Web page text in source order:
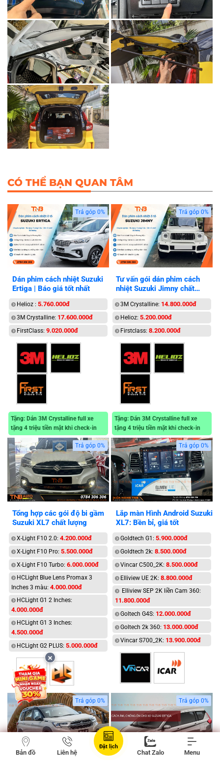
CÓ THỂ BẠN QUAN TÂM
Trả góp 0%
Dán phim cách nhiệt Suzuki
Ertiga | Báo giá tốt nhất
Helioz : 5.760.000đ
3M Crystalline: 17.600.000đ
FirstClass: 9.020.000đ
Tặng: Dán 3M Crystalline full xe
tặng 4 triệu tiền mặt khi check-in
Trả góp 0%
Tư vấn gói dán phim cách
nhiệt Suzuki Jimny chất
lượng
3M Crystalline: 14.800.000đ
Helioz: 5.200.000đ
Firstclass: 8.200.000đ
Tặng: Dán 3M Crystalline full xe
tặng 4 triệu tiền mặt khi check-in
Trả góp 0%
Tổng hợp các gói độ bi gầm
Suzuki XL7 chất lượng
X-Light F10 2.0: 4.200.000đ
X-Light F10 Pro: 5.500.000đ
X-Light F10 Turbo: 6.000.000đ
HCLight Blue Lens Promax 3
Inches 3 màu: 4.000.000đ
HCLight G1 2 Inches:
4.000.000đ
HCLight G1 3 Inches:
4.500.000đ
HCLight G2 PLUS: 5.000.000đ
Trả góp 0%
Lắp màn Hình Android Suzuki
XL7: Bền bỉ, giá tốt
Goldtech G1: 5.900.000đ
Goldtech 2k: 8.500.000đ
Vincar C500_2K: 8.500.000đ
Elliview UE 2K: 8.800.000đ
Elliview SEP 2K liền Cam 360:
11.800.000đ
Goltech G4S: 12.000.000đ
Goltech 2k 360: 13.000.000đ
Vincar S700_2K: 13.900.000đ
Trả góp 0% Trả góp 0%
Bản đồ Liên hệ
Đặt lịch
Chat Zalo Menu